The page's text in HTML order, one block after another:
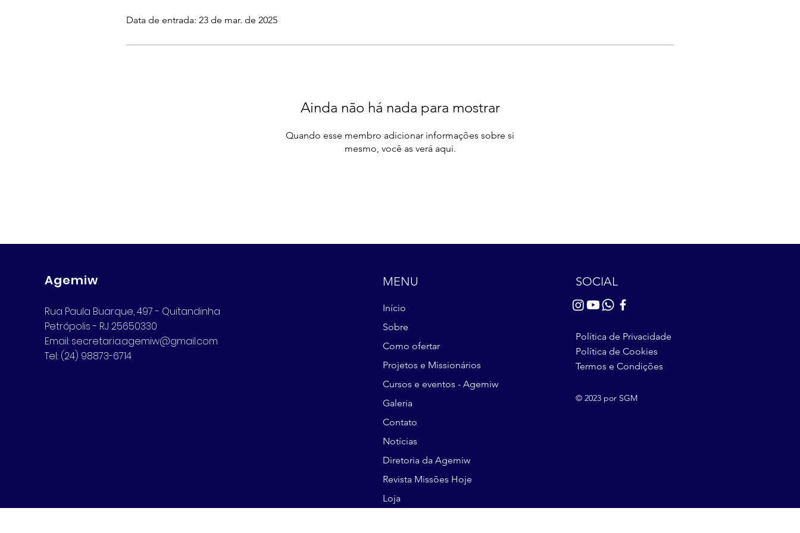
Data de entrada: 23 de mar. de 2025
Ainda não há nada para mostrar
Quando esse membro adicionar informações sobre si
mesmo, você as verá aqui.
Agemiw
Rua Paula Buarque, 497 - Quitandinha
Petrópolis - RJ 25650330
Email: secretaria.agemiw@gmail.com
Tel.: (24) 98873-6714
MENU
Início
Sobre
Como ofertar
Projetos e Missionários
Cursos e eventos - Agemiw
Galeria
Contato
Notícias
Diretoria da Agemiw
Revista Missões Hoje
Loja
SOCIAL
Política de Privacidade
Política de Cookies
Termos e Condições
© 2023 por SGM